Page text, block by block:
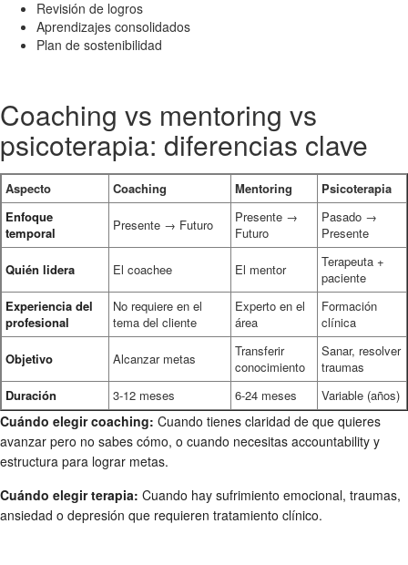
Revisión de logros
Aprendizajes consolidados
Plan de sostenibilidad
Coaching vs mentoring vs
psicoterapia: diferencias clave
Aspecto Coaching Mentoring
Psicoterapia
Enfoque
temporal
Presente → Futuro
Presente →
Futuro
Pasado →
Presente
Quién lidera El coachee El mentor
Terapeuta +
paciente
Experiencia del
profesional
No requiere en el
tema del cliente
Experto en el
área
Formación
clínica
Objetivo Alcanzar metas
Transferir
conocimiento
Sanar, resolver
traumas
Duración
3-12 meses 6-24 meses Variable (años)
Cuándo elegir coaching: Cuando tienes claridad de que quieres
avanzar pero no sabes cómo, o cuando necesitas accountability y
estructura para lograr metas.
Cuándo elegir terapia: Cuando hay sufrimiento emocional, traumas,
ansiedad o depresión que requieren tratamiento clínico.